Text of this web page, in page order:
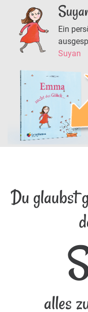
Ein
Suyan
Du glaubst
alles